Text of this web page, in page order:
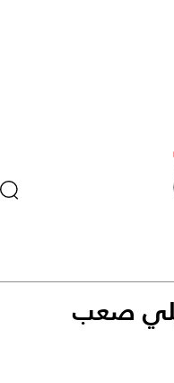
صعب